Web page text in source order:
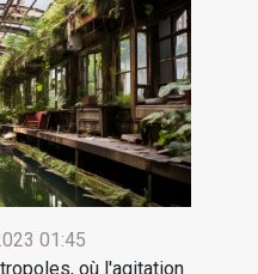
01:45
où l'agitation